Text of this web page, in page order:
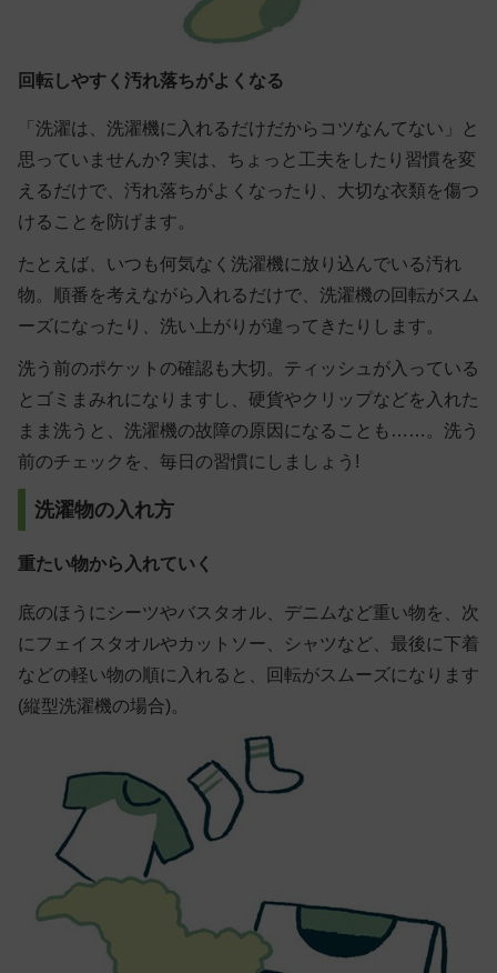
回転しやすく汚れ落ちがよくなる
「洗濯は、洗濯機に入れるだけだからコツなんてない」と
思っていませんか? 実は、ちょっと工夫をしたり習慣を変
えるだけで、汚れ落ちがよくなったり、大切な衣類を傷つ
けることを防げます。
たとえば、いつも何気なく洗濯機に放り込んでいる汚れ
物。順番を考えながら入れるだけで、洗濯機の回転がスム
ーズになったり、洗い上がりが違ってきたりします。
洗う前のポケットの確認も大切。ティッシュが入っている
とゴミまみれになりますし、硬貨やクリップなどを入れた
まま洗うと、洗濯機の故障の原因になることも……。洗う
前のチェックを、毎日の習慣にしましょう!
洗濯物の入れ方
重たい物から入れていく
底のほうにシーツやバスタオル、デニムなど重い物を、次
にフェイスタオルやカットソー、シャツなど、最後に下着
などの軽い物の順に入れると、回転がスムーズになります
(縦型洗濯機の場合)。